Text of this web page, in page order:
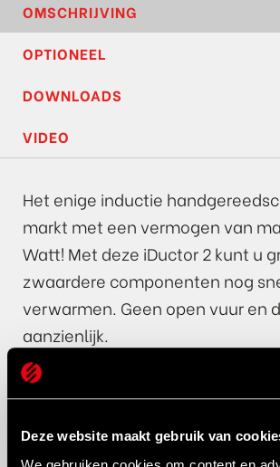
Deze website maakt gebruik van
OMSCHRIJVING
OPTIONEEL
DOWNLOADS
VIDEO
Het enige inductie
markt met een vermogen van
Watt! Met deze iDuctor 2 kunt u
zwaardere componenten nog
verwarmen. Geen open vuur en
aanzienlijk.
Voordelen:
Kostenbesparing